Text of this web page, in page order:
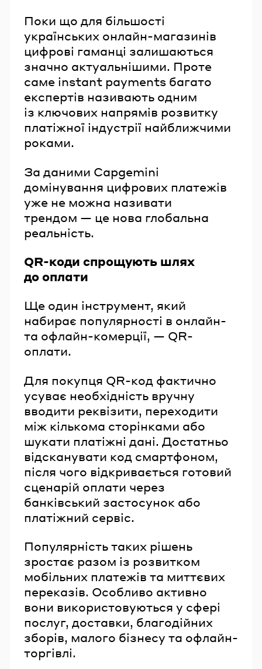
Поки що для більшості
українських онлайн-магазинів
цифрові гаманці залишаються
значно актуальнішими. Проте
саме instant payments багато
експертів називають одним
із ключових напрямів розвитку
платіжної індустрії найближчими
роками.
За даними Capgemini
домінування цифрових платежів
уже не можна називати
трендом — це нова глобальна
реальність.
QR-коди спрощують шлях
до оплати
Ще один інструмент, який
набирає популярності в онлайн-
та офлайн-комерції, — QR-
оплати.
Для покупця QR-код фактично
усуває необхідність вручну
вводити реквізити, переходити
між кількома сторінками або
шукати платіжні дані. Достатньо
відсканувати код смартфоном,
після чого відкривається готовий
сценарій оплати через
банківський застосунок або
платіжний сервіс.
Популярність таких рішень
зростає разом із розвитком
мобільних платежів та миттєвих
переказів. Особливо активно
вони використовуються у сфері
послуг, доставки, благодійних
зборів, малого бізнесу та офлайн-
торгівлі.